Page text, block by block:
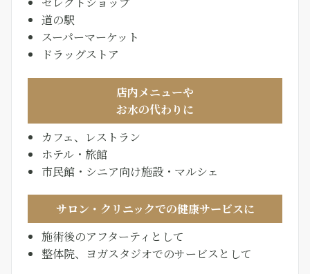
道の駅
スーパーマーケット
ドラッグストア
店内メニューや
お水の代わりに
カフェ、レストラン
ホテル・旅館
市民館・シニア向け施設・マルシェ
サロン・クリニックでの健康サービスに
施術後のアフターティとして
整体院、ヨガスタジオでのサービスとして